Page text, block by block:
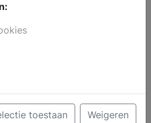
gaat verbouwen vindt u in de
en inspiratie voor een
badkamerstijl past bij u en
en noviteiten? Wat
van uw
van persoonlijk advies
kunt u een complete
die past bij uw woonstijl,
toestaan Weigeren